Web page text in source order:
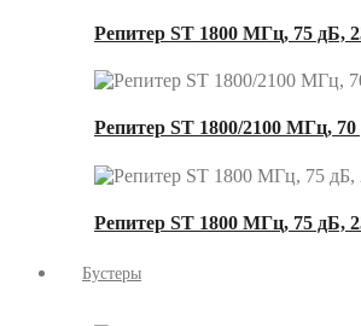
Репитер ST 1800 МГц, 75 дБ,
Репитер ST 1800/2100 МГц,
Репитер ST 1800 МГц, 75 дБ,
Бустеры